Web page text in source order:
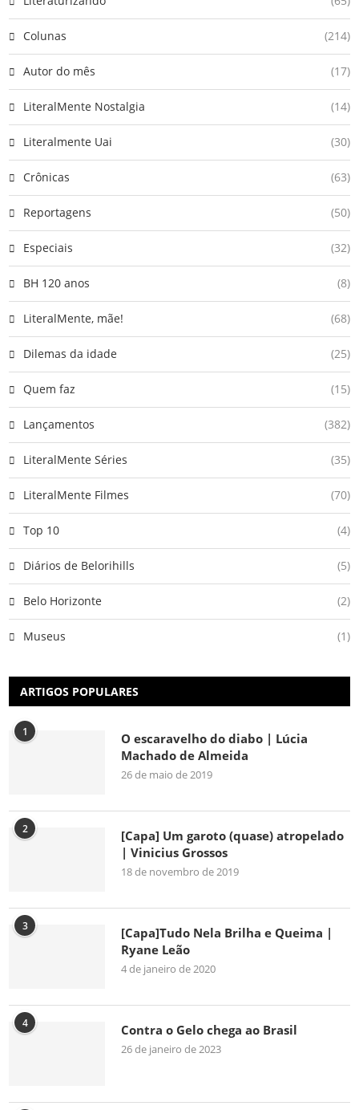
Colunas (214)
Autor do mês (17)
LiteralMente Nostalgia (14)
Literalmente Uai (30)
Crônicas (63)
Reportagens (50)
Especiais (32)
BH 120 anos (8)
LiteralMente, mãe! (68)
Dilemas da idade (25)
Quem faz (15)
Lançamentos (382)
LiteralMente Séries (35)
LiteralMente Filmes (70)
Top 10 (4)
Diários de Belorihills (5)
Belo Horizonte (2)
Museus (1)
ARTIGOS POPULARES
1
O escaravelho do diabo | Lúcia
Machado de Almeida
26 de maio de 2019
2
[Capa] Um garoto (quase) atropelado
| Vinicius Grossos
18 de novembro de 2019
3
[Capa]Tudo Nela Brilha e Queima |
Ryane Leão
4 de janeiro de 2020
4 Contra o Gelo chega ao Brasil
26 de janeiro de 2023